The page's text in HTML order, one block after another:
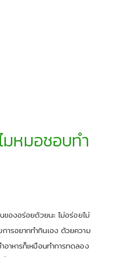
มหมอชอบทำ
ของอร่อยด้วยนะ ไม่อร่อยไม่
รอยากทำกินเอง ด้วยความ
อาหารก็เหมือนทำการทดลอง